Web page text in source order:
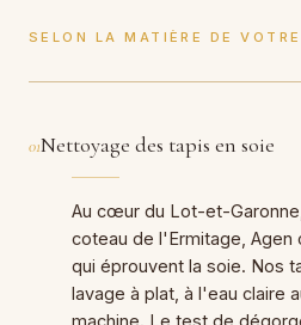
SELON LA MATIÈRE DE
01Nettoyage des tapis en soie
Au cœur du Lot-et-
coteau de l'Ermitage, Agen
qui éprouvent la soie. Nos
lavage à plat, à l'eau claire
machine. Le test de